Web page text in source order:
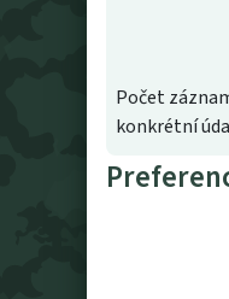
Počet
konkrétní